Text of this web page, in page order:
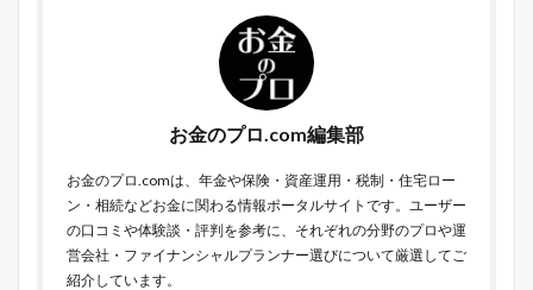
お金のプロ.com編集部
お金のプロ.comは、年金や保険・資産運用・税制・住宅ロー
ン・相続などお金に関わる情報ポータルサイトです。ユーザー
の口コミや体験談・評判を参考に、それぞれの分野のプロや運
営会社・ファイナンシャルプランナー選びについて厳選してご
紹介しています。